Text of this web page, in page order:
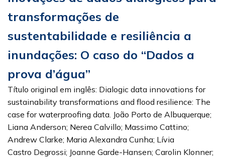
transformações de
sustentabilidade e resiliência a
inundações: O caso do “Dados a
prova d’água”
Título original em inglês: Dialogic data innovations for
sustainability transformations and flood resilience: The
case for waterproofing data. João Porto de Albuquerque;
Liana Anderson; Nerea Calvillo; Massimo Cattino;
Andrew Clarke; Maria Alexandra Cunha; Lívia
Castro Degrossi; Joanne Garde-Hansen; Carolin Klonner;